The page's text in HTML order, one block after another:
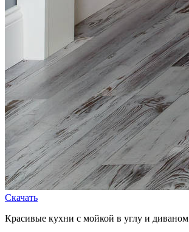
Скачать
Красивые кухни с мойкой в углу и диваном